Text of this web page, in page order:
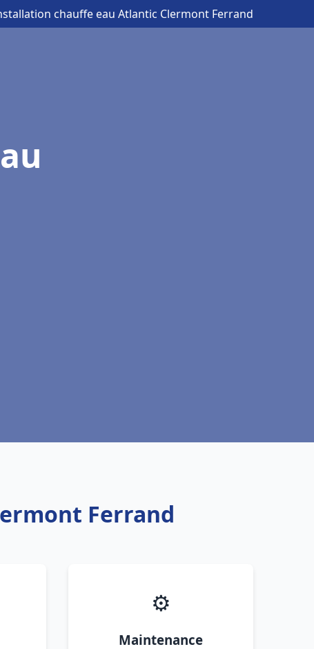
chauffe eau Atlantic Clermont Ferrand
Ferrand
⚙️
Maintenance